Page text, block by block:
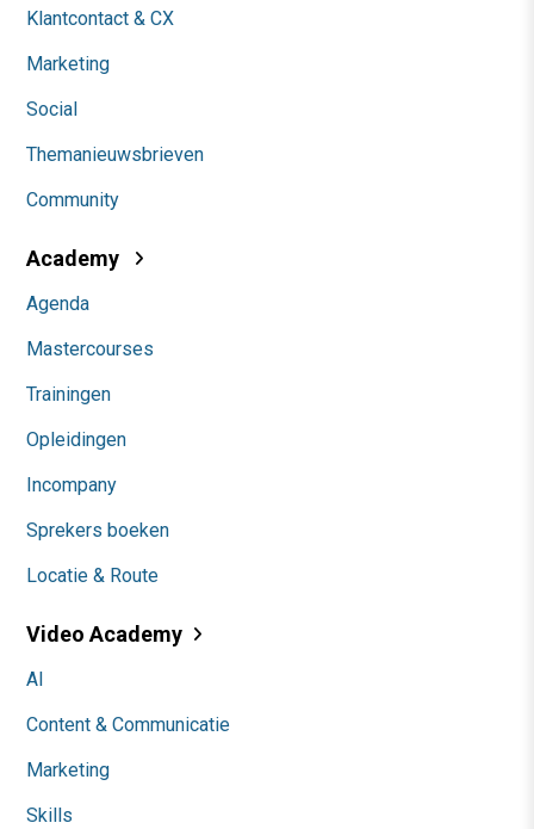
Klantcontact & CX
Marketing
Social
Themanieuwsbrieven
Community
Academy
Agenda
Mastercourses
Trainingen
Opleidingen
Incompany
Sprekers boeken
Locatie & Route
Video Academy
AI
Content & Communicatie
Marketing
Skills